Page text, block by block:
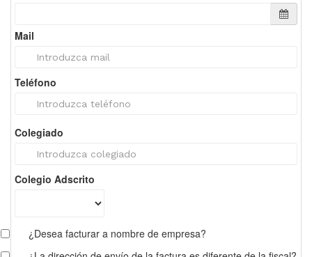
Mail
Teléfono
Colegiado
Colegio Adscrito
¿Desea facturar a nombre de empresa?